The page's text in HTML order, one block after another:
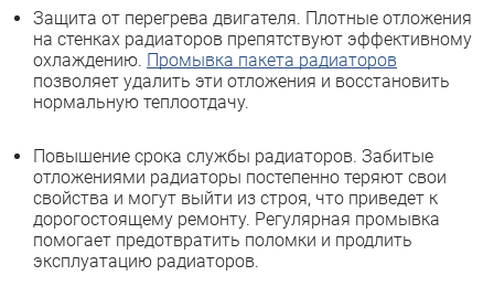
Защита от перегрева двигателя. Плотные отложения
на стенках радиаторов препятствуют эффективному
охлаждению. Промывка пакета радиаторов
позволяет удалить эти отложения и восстановить
нормальную теплоотдачу.
Повышение срока службы радиаторов. Забитые
отложениями радиаторы постепенно теряют свои
свойства и могут выйти из строя, что приведет к
дорогостоящему ремонту. Регулярная промывка
помогает предотвратить поломки и продлить
эксплуатацию радиаторов.